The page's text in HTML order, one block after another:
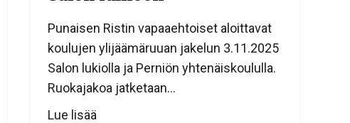
Punaisen Ristin vapaaehtoiset aloittavat
koulujen ylijäämäruuan jakelun 3.11.2025
Salon lukiolla ja Perniön yhtenäiskoululla.
Ruokajakoa jatketaan...
Lue lisää